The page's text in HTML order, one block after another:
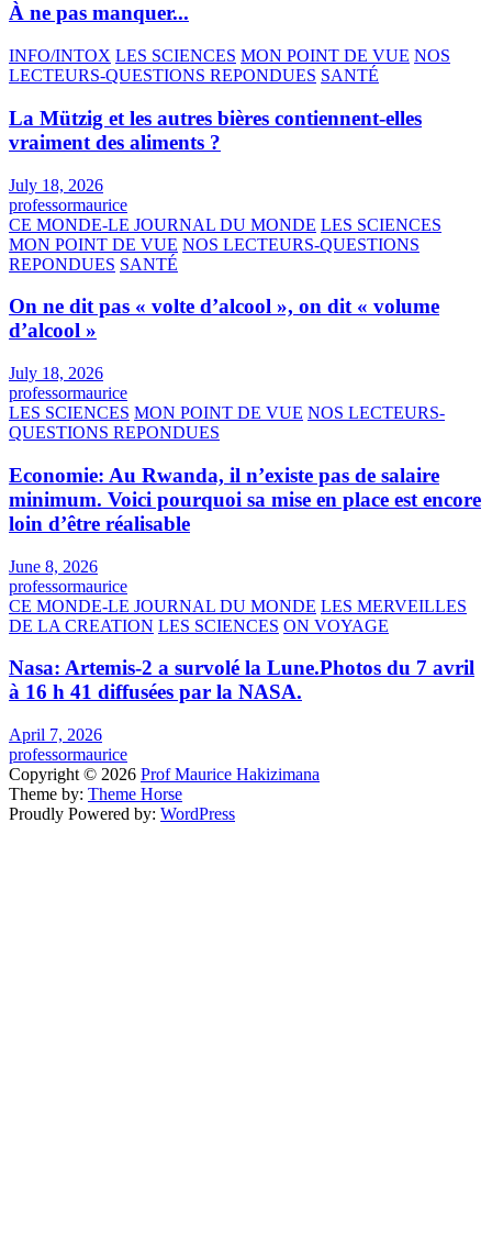
À ne pas manquer...
INFO/INTOX LES SCIENCES MON POINT DE VUE NOS
LECTEURS-QUESTIONS REPONDUES SANTÉ
La Mützig et les autres bières contiennent-elles
vraiment des aliments ?
July 18, 2026
professormaurice
CE MONDE-LE JOURNAL DU MONDE LES SCIENCES
MON POINT DE VUE NOS LECTEURS-QUESTIONS
REPONDUES SANTÉ
On ne dit pas « volte d’alcool », on dit « volume
d’alcool »
July 18, 2026
professormaurice
LES SCIENCES MON POINT DE VUE NOS LECTEURS-
QUESTIONS REPONDUES
Economie: Au Rwanda, il n’existe pas de salaire
minimum. Voici pourquoi sa mise en place est encore
loin d’être réalisable
June 8, 2026
professormaurice
CE MONDE-LE JOURNAL DU MONDE LES MERVEILLES
DE LA CREATION LES SCIENCES ON VOYAGE
Nasa: Artemis-2 a survolé la Lune.Photos du 7 avril
à 16 h 41 diffusées par la NASA.
April 7, 2026
professormaurice
Copyright © 2026 Prof Maurice Hakizimana
Theme by: Theme Horse
Proudly Powered by: WordPress